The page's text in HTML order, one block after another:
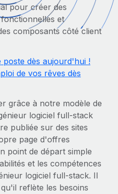
partout dans le monde
complexes liées à l’emploi
de travail en toute simplicité
pour votre équipe
outil d’IA à Remote grâce à
rapport aux autres
avec des solutions RH sur
les grandes entreprises
des freelances
et les vitesses de
pour créer des
et
composants côté client
poste dès aujourd'hui !
de vos rêves dès
grâce à notre modèle de
logiciel full-stack
publiée sur des sites
page d'offres
point de départ simple
et les compétences
logiciel full-stack. Il
reflète les besoins